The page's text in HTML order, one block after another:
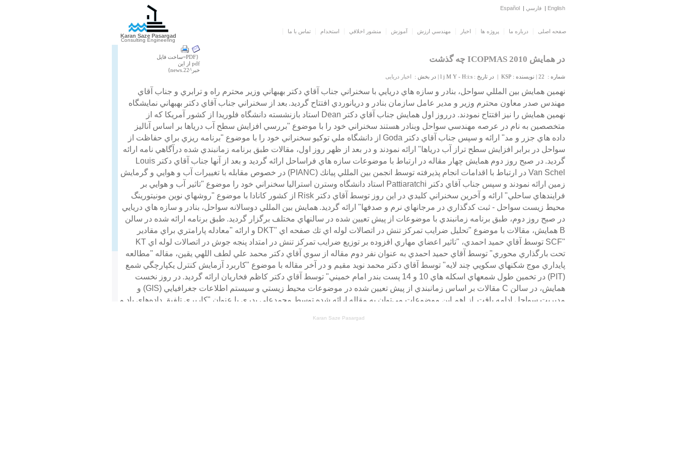
Karan Saze Pasargad
Consulting Engineering
English
| فارسي |
Español
صفحه اصلی درباره ما پروژه ها اخبار مهندسي ارزش آموزش منشور اخلاقي استخدام تماس با ما
در همایش ICOPMAS 2010 چه گذشت
{PDF=ساخت فایل
pdf از این
خبر^news.22}
شماره : 22 | نویسنده : KSP | در تاریخ : l j M Y - H:i:s | در بخش :
اخبار دریایی
نهمين همايش بين المللي سواحل، بنادر و سازه هاي دريايي با سخنراني جناب آقاي دكتر بهبهاني وزير محترم راه و ترابري و جناب آقاي
مهندس صدر معاون محترم وزير و مدير عامل سازمان بنادر و دريانوردي افتتاح گرديد. بعد از سخنراني جناب آقاي دكتر بهبهاني نمايشگاه
نهمين همايش را نيز افتتاح نمودند. درروز اول همايش جناب آقاي دكتر Dean استاد بازنشسته دانشگاه فلوريدا از كشور آمريكا كه از
متخصصين به نام در عرصه مهندسي سواحل وبنادر هستند سخنراني خود را با موضوع "بررسي افزايش سطح آب درياها بر اساس آناليز
داده هاي جزر و مد" ارائه و سپس جناب آقاي دكتر Goda از دانشگاه ملي توكيو سخنراني خود را با موضوع "برنامه ريزي براي حفاظت از
سواحل در برابر افزايش سطح تراز آب درياها" ارائه نمودند و در بعد از ظهر روز اول، مقالات طبق برنامه زمانبندي شده درآگاهي نامه ارائه
گرديد.
در صبح روز دوم همايش چهار مقاله در ارتباط با موضوعات سازه هاي فراساحل ارائه گرديد و بعد از آنها جناب آقاي دكتر Louis
Van Schel در ارتباط با اقدامات انجام پذيرفته توسط انجمن بين المللي پيانك (PIANC) در خصوص مقابله با تغييرات آب و هوايي و گرمايش
زمين ارائه نمودند و سپس جناب آقاي دكتر Pattiaratchi استاد دانشگاه وسترن استراليا سخنراني خود را موضوع "تاثير آب و هوايي بر
فرايندهاي ساحلي" ارائه و آخرين سخنراني كليدي در اين روز توسط آقاي دكتر Risk از كشور كانادا با موضوع "روشهاي نوين مونيتورينگ
محيط زيست سواحل - ثبت كدگذاري در مرجانهاي نرم و صدفها" ارائه گرديد. همايش بين المللي دوسالانه سواحل، بنادر و سازه هاي دريايي
در صبح روز دوم، طبق برنامه زمانبندي با موضوعات از پيش تعيين شده در سالنهاي مختلف برگزار گرديد. طبق برنامه ارائه شده در سالن
B همايش، مقالات با موضوع "تحليل ضرايب تمركز تنش در اتصالات لوله اي تك صفحه اي "DKT و ارائه "معادله پارامتري براي مقادير
"SCF توسط آقاي حميد احمدي، "تاثير اعضاي مهاري افزوده بر توزيع ضرايب تمركز تنش در امتداد پنجه جوش در اتصالات لوله اي KT
تحت بارگذاري محوري" توسط آقاي حميد احمدي به عنوان نفر دوم مقاله از سوي آقاي دكتر محمد علي لطف اللهي يقين، مقاله "مطالعه
پايداري موج شكنهاي سكويي چند لايه" توسط آقاي دكتر محمد نويد مقيم و در آخر مقاله با موضوع "كاربرد آزمايش كنترل يكپارچگي شمع
(PIT) در تخمين طول شمعهاي اسكله هاي 10 و 14 پست بندر امام خميني" توسط آقاي دكتر كاظم فخاريان ارائه گرديد.
در روز نخست
همايش، در سالن C مقالات بر اساس زمانبندي از پيش تعيين شده در موضوعات محيط زيستي و سيستم اطلاعات جغرافيايي (GIS) و
مديريت سواحل ادامه يافت. از اهم اين موضوعات مي‌توان به مقاله ارائه شده توسط محمدعلي بدري با عنوان "كاربري تلفيق داده‌هاي باد و
تحت عنوان "طراحي سامانه اطلاعات جغرافيايي تحت وب مديريت يكپارچه مناطق ساحلي ايران" اشاره كرد.
Karan Saze Pasargad